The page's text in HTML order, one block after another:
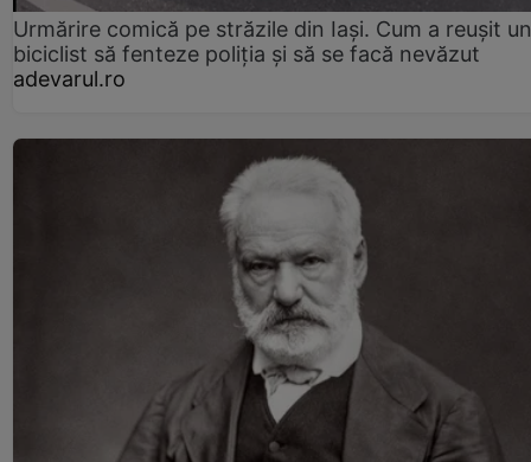
Urmărire comică pe străzile din Iași. Cum a reușit un
biciclist să fenteze poliția și să se facă nevăzut
adevarul.ro